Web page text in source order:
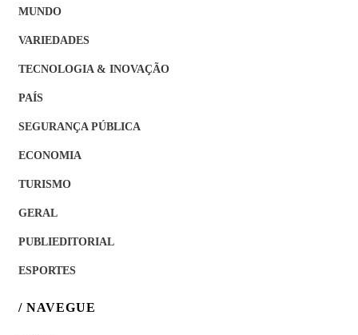
MUNDO
VARIEDADES
TECNOLOGIA & INOVAÇÃO
PAÍS
SEGURANÇA PÚBLICA
ECONOMIA
TURISMO
GERAL
PUBLIEDITORIAL
ESPORTES
/ NAVEGUE